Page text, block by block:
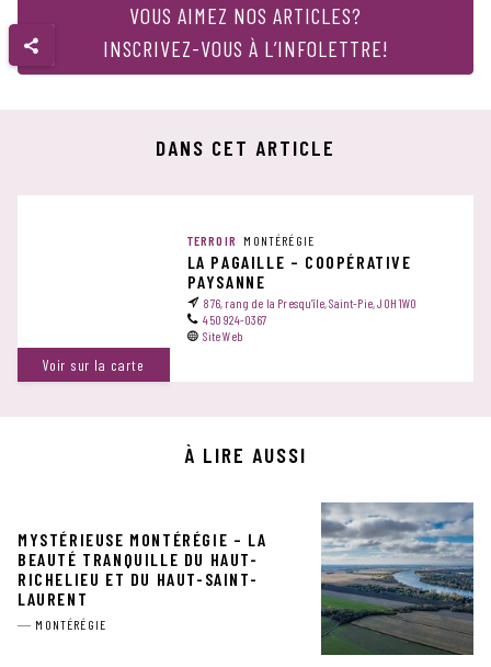
VOUS AIMEZ NOS ARTICLES?
INSCRIVEZ-VOUS À L’INFOLETTRE!
DANS CET ARTICLE
Voir sur la carte
TERROIR MONTÉRÉGIE
LA PAGAILLE – COOPÉRATIVE
PAYSANNE
876, rang de la Presqu’île​, Saint-Pie, J0H 1W0
450 924-0367
Site Web
À LIRE AUSSI
MYSTÉRIEUSE MONTÉRÉGIE – LA
BEAUTÉ TRANQUILLE DU HAUT-
RICHELIEU ET DU HAUT-SAINT-
LAURENT
MONTÉRÉGIE